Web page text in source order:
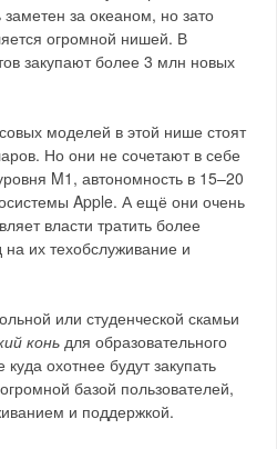
за океаном, но зато
огромной нишей. В
закупают более 3 млн новых
моделей в этой нише стоят
Но они не сочетают в себе
M1, автономность в 15–20
Apple. А ещё они очень
власти тратить более
их техобслуживание и
или студенческой скамьи
конь для образовательного
охотнее будут закупать
базой пользователей,
и поддержкой.